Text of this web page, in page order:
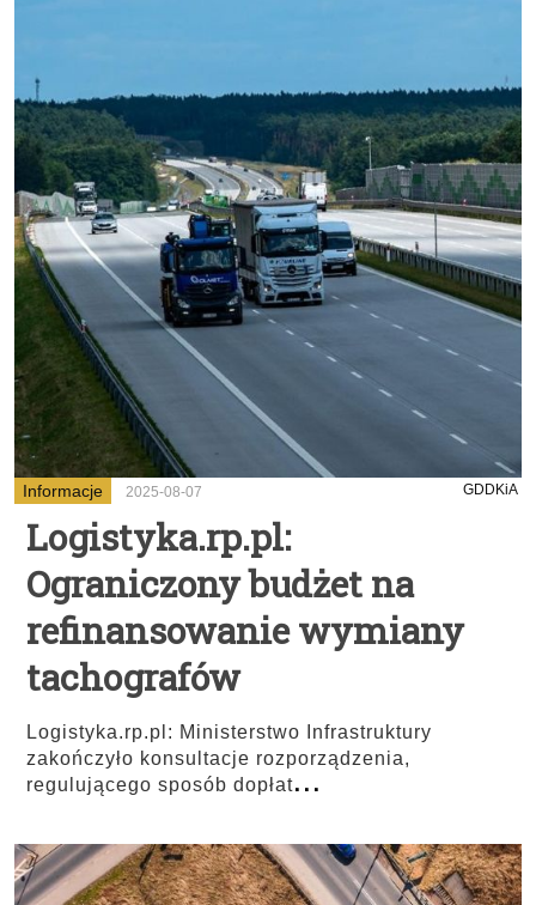
Informacje 2025-08-07 GDDKiA
Logistyka.rp.pl:
Ograniczony budżet na
refinansowanie wymiany
tachografów
Logistyka.rp.pl: Ministerstwo Infrastruktury
zakończyło konsultacje rozporządzenia,
regulującego sposób dopłat...